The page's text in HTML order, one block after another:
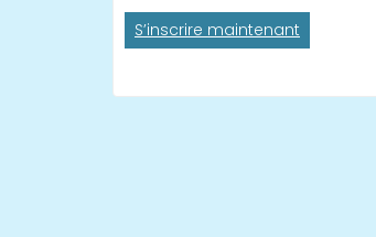
S’inscrire maintenant